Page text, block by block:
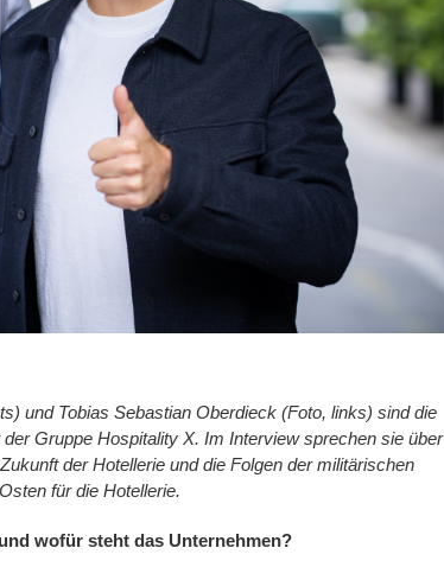
und Tobias Sebastian Oberdieck (Foto, links) sind die
Gruppe Hospitality X. Im Interview sprechen sie über
der Hotellerie und die Folgen der militärischen
Osten für die Hotellerie.
wofür steht das Unternehmen?